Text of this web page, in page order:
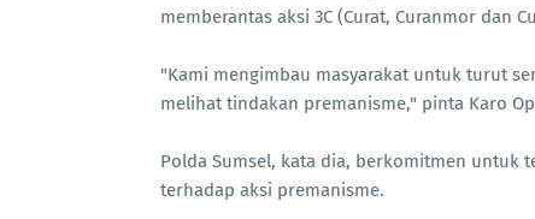
memberantas aksi 3C (Curat, Curanmor dan
"Kami mengimbau masyarakat untuk turut
melihat tindakan premanisme," pinta Karo
Polda Sumsel, kata dia, berkomitmen untuk
terhadap aksi premanisme.